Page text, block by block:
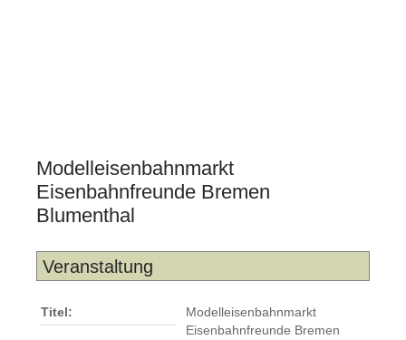
Modelleisenbahnmarkt
Eisenbahnfreunde Bremen
Blumenthal
Veranstaltung
Titel:
Modelleisenbahnmarkt
Eisenbahnfreunde Bremen